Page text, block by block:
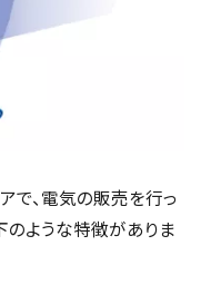
で、電気の販売を行っ
のような特徴がありま